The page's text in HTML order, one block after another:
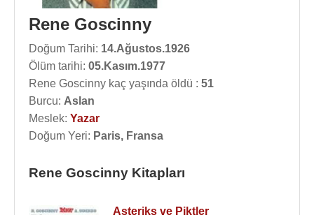
Rene Goscinny
Doğum Tarihi: 14.Ağustos.1926
Ölüm tarihi: 05.Kasım.1977
Rene Goscinny kaç yaşında öldü : 51
Burcu: Aslan
Meslek: Yazar
Doğum Yeri: Paris, Fransa
Rene Goscinny Kitapları
Asteriks ve Piktler